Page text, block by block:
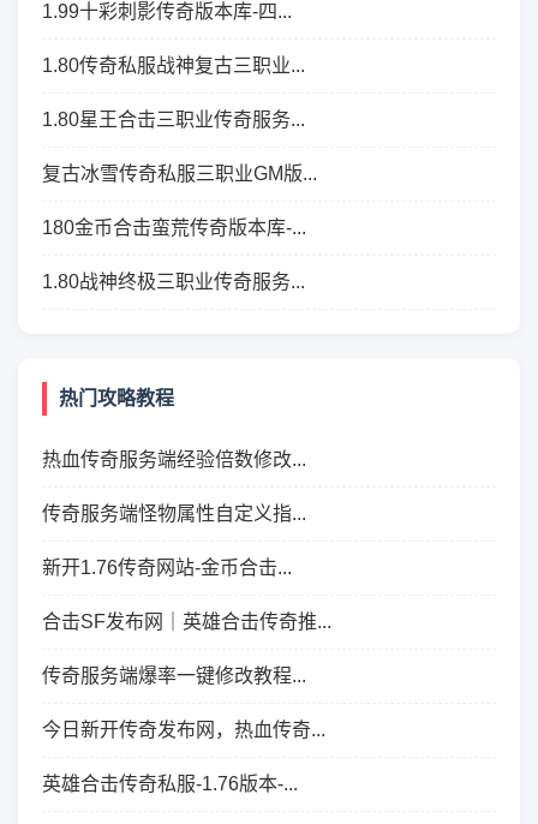
1.99十彩刺影传奇版本库-四...
1.80传奇私服战神复古三职业...
1.80星王合击三职业传奇服务...
复古冰雪传奇私服三职业GM版...
180金币合击蛮荒传奇版本库-...
1.80战神终极三职业传奇服务...
热门攻略教程
热血传奇服务端经验倍数修改...
传奇服务端怪物属性自定义指...
新开1.76传奇网站-金币合击...
合击SF发布网｜英雄合击传奇推...
传奇服务端爆率一键修改教程...
今日新开传奇发布网，热血传奇...
英雄合击传奇私服-1.76版本-...